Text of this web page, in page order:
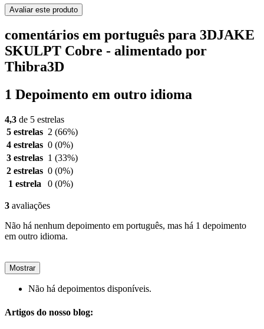
Avaliar este produto
comentários em português para 3DJAKE
SKULPT Cobre - alimentado por
Thibra3D
1 Depoimento em outro idioma
4,3 de 5 estrelas
5 estrelas 2 (66%)
4 estrelas 0 (0%)
3 estrelas 1 (33%)
2 estrelas 0 (0%)
1 estrela
0 (0%)
3 avaliações
Não há nenhum depoimento em português, mas há 1 depoimento
em outro idioma.
Mostrar
Não há depoimentos disponíveis.
Artigos do nosso blog: